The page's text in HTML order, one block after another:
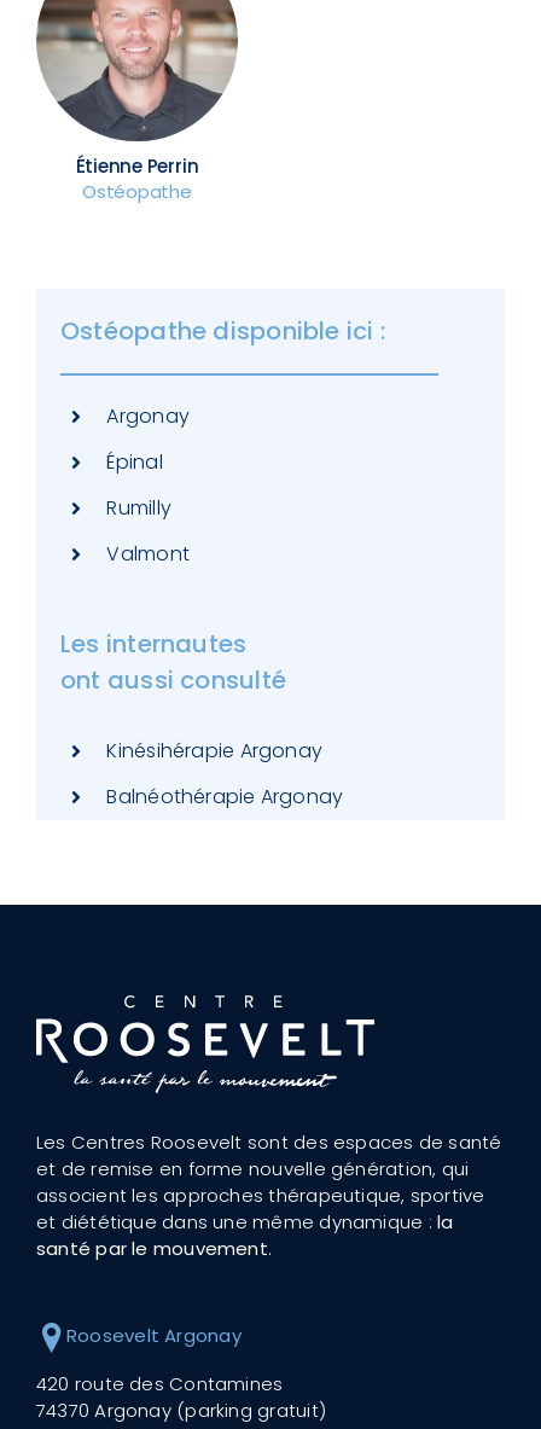
Étienne Perrin
Ostéopathe
Ostéopathe disponible ici :
Argonay
Épinal
Rumilly
Valmont
Les internautes
ont aussi consulté
Kinésihérapie Argonay
Balnéothérapie Argonay
Les Centres Roosevelt sont des espaces de santé
et de remise en forme nouvelle génération, qui
associent les approches thérapeutique, sportive
et diététique dans une même dynamique : la
santé par le mouvement.
Roosevelt Argonay
420 route des Contamines
74370 Argonay (parking gratuit)